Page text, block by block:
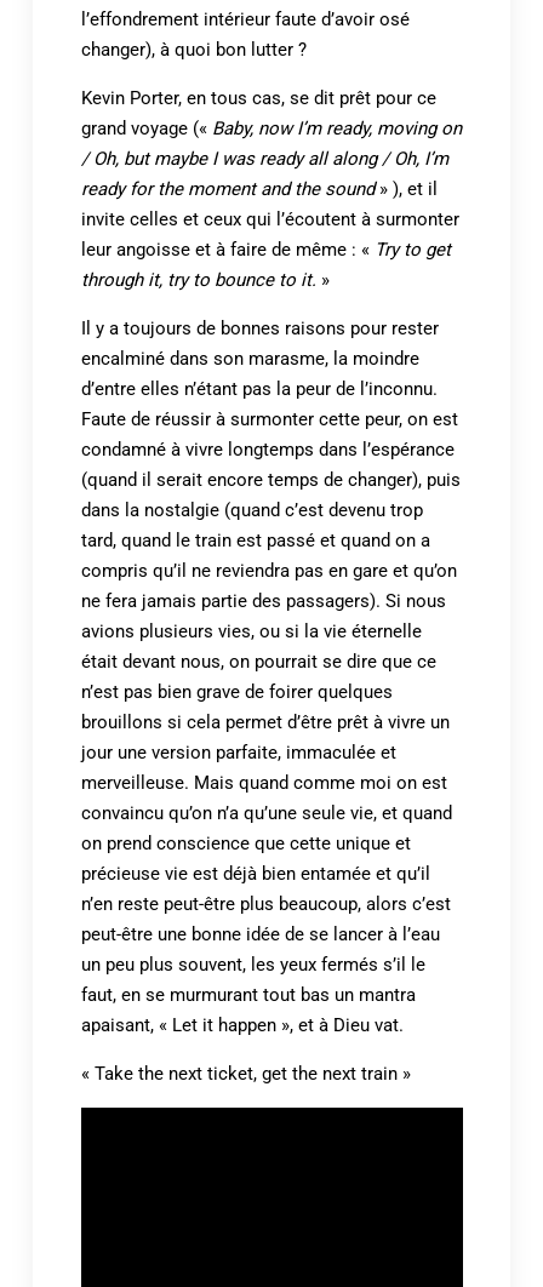
l’effondrement intérieur faute d’avoir osé
changer), à quoi bon lutter ?
Kevin Porter, en tous cas, se dit prêt pour ce
grand voyage (« Baby, now I’m ready, moving on
/ Oh, but maybe I was ready all along / Oh, I’m
ready for the moment and the sound» ), et il
invite celles et ceux qui l’écoutent à surmonter
leur angoisse et à faire de même : « Try to get
through it, try to bounce to it. »
Il y a toujours de bonnes raisons pour rester
encalminé dans son marasme, la moindre
d’entre elles n’étant pas la peur de l’inconnu.
Faute de réussir à surmonter cette peur, on est
condamné à vivre longtemps dans l’espérance
(quand il serait encore temps de changer), puis
dans la nostalgie (quand c’est devenu trop
tard, quand le train est passé et quand on a
compris qu’il ne reviendra pas en gare et qu’on
ne fera jamais partie des passagers). Si nous
avions plusieurs vies, ou si la vie éternelle
était devant nous, on pourrait se dire que ce
n’est pas bien grave de foirer quelques
brouillons si cela permet d’être prêt à vivre un
jour une version parfaite, immaculée et
merveilleuse. Mais quand comme moi on est
convaincu qu’on n’a qu’une seule vie, et quand
on prend conscience que cette unique et
précieuse vie est déjà bien entamée et qu’il
n’en reste peut-être plus beaucoup, alors c’est
peut-être une bonne idée de se lancer à l’eau
un peu plus souvent, les yeux fermés s’il le
faut, en se murmurant tout bas un mantra
apaisant, « Let it happen », et à Dieu vat.
« Take the next ticket, get the next train »